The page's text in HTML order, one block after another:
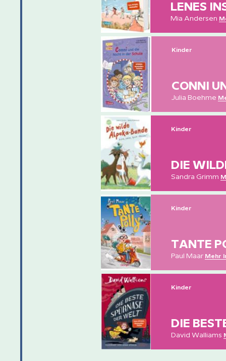
LENES
Mia Andersen
Kinder
CONNI
Julia Boehme
Kinder
DIE
Sandra Grimm
Kinder
TANTE
Paul Maar Mehr
Kinder
DIE
David Walliams